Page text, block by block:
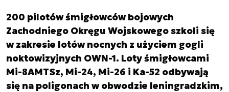
200 pilotów śmigłowców bojowych
Zachodniego Okręgu Wojskowego szkoli się
w zakresie lotów nocnych z użyciem gogli
noktowizyjnych OWN-1. Loty śmigłowcami
Mi-8AMTSz, Mi-24, Mi-26 i Ka-52 odbywają
się na poligonach w obwodzie leningradzkim,